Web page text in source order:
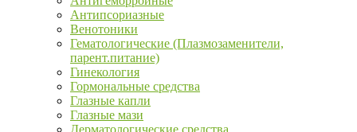
Антипсориазные
Венотоники
Гематологические (Плазмозаменители,
парент.питание)
Гинекология
Гормональные средства
Глазные капли
Глазные мази